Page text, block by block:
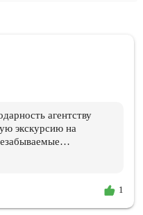
агентству
экскурсию на
навсегда.
подвиг и погиб его
1